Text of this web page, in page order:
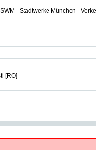
- Stadtwerke München -
[RO]